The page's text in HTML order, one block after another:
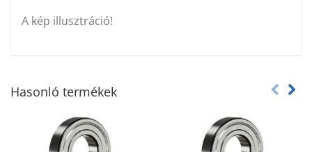
A kép illusztráció!
Hasonló termékek